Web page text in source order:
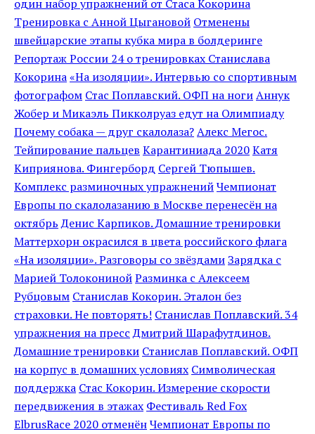
один набор упражнений от Стаса Кокорина
Тренировка с Анной Цыгановой Отменены
швейцарские этапы кубка мира в болдеринге
Репортаж России 24 о тренировках Станислава
Кокорина«На изоляции». Интервью со спортивным
фотографом Стас Поплавский. ОФП на ногиАннук
Жобер и Микаэль Пикколруаз едут на Олимпиаду
Почему собака — друг скалолаза?Алекс Мегос.
Тейпирование пальцев Карантиниада 2020Катя
Киприянова. Фингерборд Сергей Тюпышев.
Комплекс разминочных упражненийЧемпионат
Европы по скалолазанию в Москве перенесён на
октябрь Денис Карпиков. Домашние тренировки
Маттерхорн окрасился в цвета российского флага
«На изоляции». Разговоры со звёздамиЗарядка с
Марией ТолоконинойРазминка с Алексеем
Рубцовым Станислав Кокорин. Эталон без
страховки. Не повторять! Станислав Поплавский. 34
упражнения на пресс Дмитрий Шарафутдинов.
Домашние тренировки Станислав Поплавский. ОФП
на корпус в домашних условиях Символическая
поддержка Стас Кокорин. Измерение скорости
передвижения в этажах Фестиваль Red Fox
ElbrusRace 2020 отменёнЧемпионат Европы по